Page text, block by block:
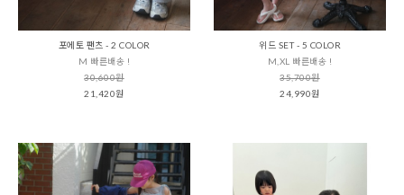
포에토 팬츠 - 2 COLOR
M 빠른배송 !
30,600원
21,420원
위드 SET - 5 COLOR
M,XL 빠른배송 !
35,700원
24,990원